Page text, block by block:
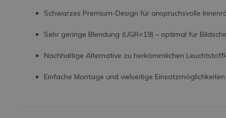
Schwarzes Premium-Design für anspruchsvolle
Sehr geringe Blendung (UGR<19) – optimal für
Nachhaltige Alternative zu herkömmlichen
Einfache Montage und vielseitige Einsatzmöglichkeiten